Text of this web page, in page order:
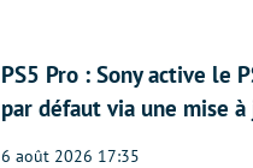
PS5 Pro : Sony active le
par défaut via une mise
6 août 2026 17:35